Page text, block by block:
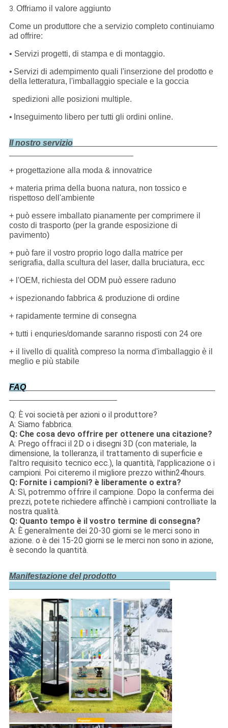
3. Offriamo il valore aggiunto
Come un produttore che a servizio completo continuiamo
ad offrire:
• Servizi progetti, di stampa e di montaggio.
• Servizi di adempimento quali l'inserzione del prodotto e
della letteratura, l'imballaggio speciale e la goccia
spedizioni alle posizioni multiple.
• Inseguimento libero per tutti gli ordini online.
Il nostro servizio
+ progettazione alla moda & innovatrice
+ materia prima della buona natura, non tossico e
rispettoso dell'ambiente
+ può essere imballato pianamente per comprimere il
costo di trasporto (per la grande esposizione di
pavimento)
+ può fare il vostro proprio logo dalla matrice per
serigrafia, dalla scultura del laser, dalla bruciatura, ecc
+ l'OEM, richiesta del ODM può essere raduno
+ ispezionando fabbrica & produzione di ordine
+ rapidamente termine di consegna
+ tutti i enquries/domande saranno risposti con 24 ore
+ il livello di qualità compreso la norma d'imballaggio è il
meglio e più stabile
FAQ
Q: È voi società per azioni o il produttore?
A: Siamo fabbrica.
Q: Che cosa devo offrire per ottenere una citazione?
A: Prego offraci il 2D o i disegni 3D (con materiale, la
dimensione, la tolleranza, il trattamento di superficie e
l'altro requisito tecnico ecc.), la quantità, l'applicazione o i
campioni. Poi citeremo il migliore prezzo within24hours.
Q: Fornite i campioni? è liberamente o extra?
A: Sì, potremmo offrire il campione. Dopo la conferma dei
prezzi, potete richiedere affinchè i campioni controlliate la
nostra qualità.
Q: Quanto tempo è il vostro termine di consegna?
A: È generalmente dei 20-30 giorni se le merci sono in
azione. o è dei 15-20 giorni se le merci non sono in azione,
è secondo la quantità.
Manifestazione del prodotto